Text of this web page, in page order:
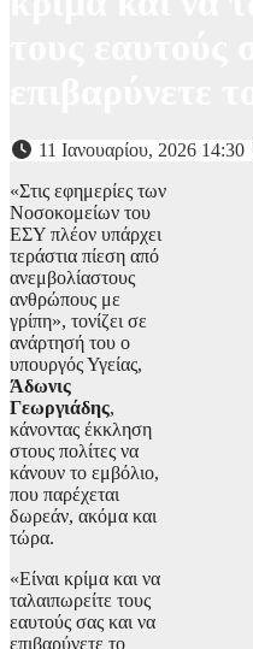
11 Ιανουαρίου, 2026 14:30
«Στις εφημερίες των
Νοσοκομείων του
ΕΣΥ πλέον υπάρχει
τεράστια πίεση από
ανεμβολίαστους
ανθρώπους με
γρίπη», τονίζει σε
ανάρτησή του ο
υπουργός Υγείας,
Άδωνις
Γεωργιάδης,
κάνοντας έκκληση
στους πολίτες να
κάνουν το εμβόλιο,
που παρέχεται
δωρεάν, ακόμα και
τώρα.
«Είναι κρίμα και να
ταλαιπωρείτε τους
εαυτούς σας και να
επιβαρύνετε το